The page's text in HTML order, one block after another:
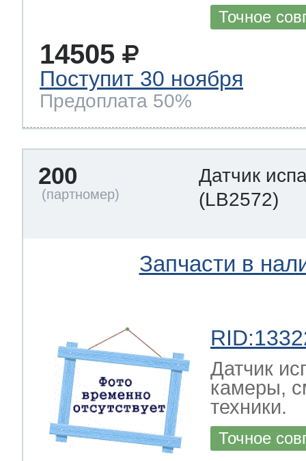
Точное
14505
Поступит 30 ноября
Предоплата 50%
200
Датчик
(LB2572)
Запчасти в
Датчик
камеры,
техники.
Точное